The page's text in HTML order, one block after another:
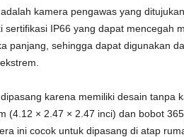
kamera pengawas yang
sertifikasi IP66 yang dapat mencegah
panjang, sehingga dapat digunakan
karena memiliki desain tanpa
(4.12 × 2.47 × 2.47 inci) dan bobot
ini cocok untuk dipasang di atap